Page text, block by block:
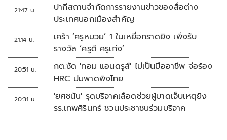
21:47 น.
ปากีสถานจำกัดการรายงานข่าวของสื่อต่าง
ประเทศนอกเมืองสำคัญ
21:14 น.
เศร้า ‘ครูหมวย’ 1 ในเหยื่อกราดยิง เพิ่งรับ
รางวัล ‘ครูดี ครูเก่ง’
20:51 น.
กต.ซัด 'ทอม แอนดรูส์' ไม่เป็นมืออาชีพ จ่อร้อง
HRC ปมพาดพิงไทย
20:31 น.
'ยศชนัน' รุดบริจาคเลือดช่วยผู้บาดเจ็บเหตุยิง
รร.เทพศิรินทร์ ชวนประชาชนร่วมบริจาค